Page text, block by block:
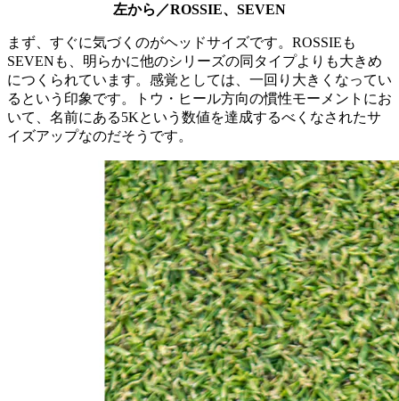
左から／ROSSIE、SEVEN
まず、すぐに気づくのがヘッドサイズです。ROSSIEも
SEVENも、明らかに他のシリーズの同タイプよりも大きめ
につくられています。感覚としては、一回り大きくなってい
るという印象です。トウ・ヒール方向の慣性モーメントにお
いて、名前にある5Kという数値を達成するべくなされたサ
イズアップなのだそうです。